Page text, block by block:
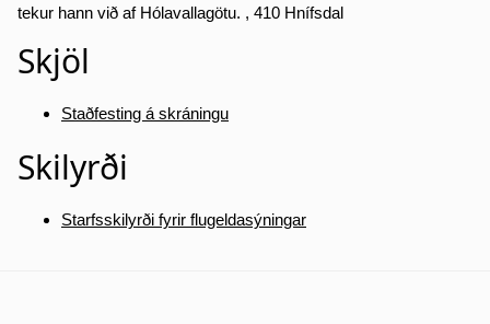
tekur hann við af Hólavallagötu. , 410 Hnífsdal
Skjöl
Staðfesting á skráningu
Skilyrði
Starfsskilyrði fyrir flugeldasýningar